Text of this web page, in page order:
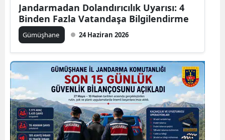
Edirne
Elazığ
Erzurum
Eskişehir
Gaziantep
Giresun
Jandarmadan Dolandırıcılık Uyarısı: 4
Binden Fazla Vatandaşa Bilgilendirme
Gümüşhane 24 Haziran 2026